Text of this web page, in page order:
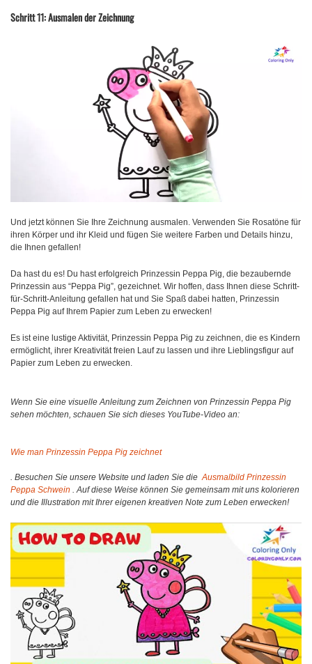
Schritt 11: Ausmalen der Zeichnung
Und jetzt können Sie Ihre Zeichnung ausmalen. Verwenden Sie Rosatöne für
ihren Körper und ihr Kleid und fügen Sie weitere Farben und Details hinzu,
die Ihnen gefallen!
Da hast du es! Du hast erfolgreich Prinzessin Peppa Pig, die bezaubernde
Prinzessin aus “Peppa Pig”, gezeichnet. Wir hoffen, dass Ihnen diese Schritt-
für-Schritt-Anleitung gefallen hat und Sie Spaß dabei hatten, Prinzessin
Peppa Pig auf Ihrem Papier zum Leben zu erwecken!
Es ist eine lustige Aktivität, Prinzessin Peppa Pig zu zeichnen, die es Kindern
ermöglicht, ihrer Kreativität freien Lauf zu lassen und ihre Lieblingsfigur auf
Papier zum Leben zu erwecken.
Wenn Sie eine visuelle Anleitung zum Zeichnen von Prinzessin Peppa Pig
sehen möchten, schauen Sie sich dieses YouTube-Video an:
Wie man Prinzessin Peppa Pig zeichnet
. Besuchen Sie unsere Website und laden Sie die Ausmalbild Prinzessin
Peppa Schwein . Auf diese Weise können Sie gemeinsam mit uns kolorieren
und die Illustration mit Ihrer eigenen kreativen Note zum Leben erwecken!